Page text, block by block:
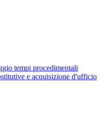
tempi procedimentali
e acquisizione d'ufficio